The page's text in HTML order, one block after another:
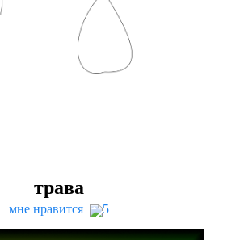
трава
мне нравится 5